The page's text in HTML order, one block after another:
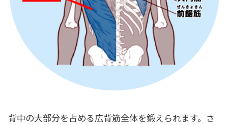
背中の大部分を占める広背筋全体を鍛えられます。さ